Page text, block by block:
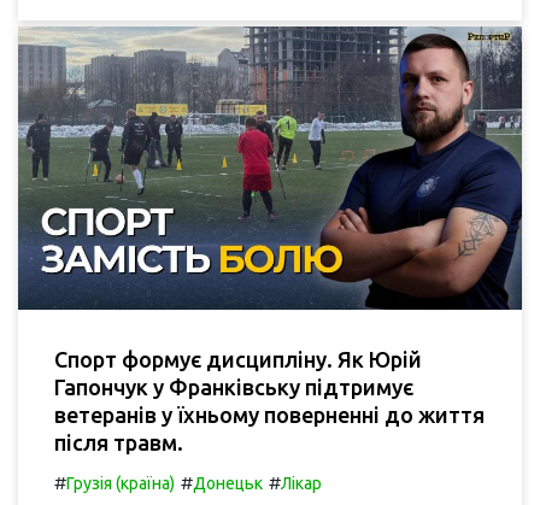
Спорт формує дисципліну. Як Юрій
Гапончук у Франківську підтримує
ветеранів у їхньому поверненні до життя
після травм.
#Грузія (країна) #Донецьк #Лікар